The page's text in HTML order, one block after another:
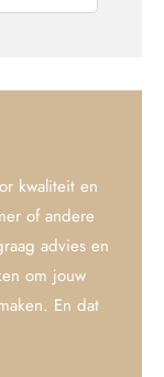
kwaliteit en
of andere
advies en
om jouw
En dat